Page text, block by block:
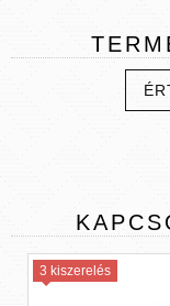
3 kiszerelés